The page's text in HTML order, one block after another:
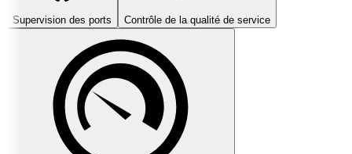
Supervision des ports Contrôle de la qualité de service